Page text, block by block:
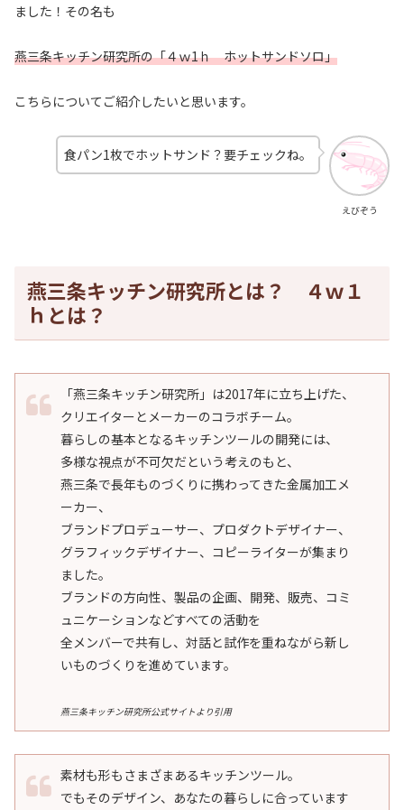
ました！その名も
燕三条キッチン研究所の「４ｗ1ｈ ホットサンドソロ」
こちらについてご紹介したいと思います。
えびぞう
食パン1枚でホットサンド？要チェックね。
燕三条キッチン研究所とは？ ４ｗ１
ｈとは？
「燕三条キッチン研究所」は2017年に立ち上げた、
クリエイターとメーカーのコラボチーム。
暮らしの基本となるキッチンツールの開発には、
多様な視点が不可欠だという考えのもと、
燕三条で長年ものづくりに携わってきた金属加工メ
ーカー、
ブランドプロデューサー、プロダクトデザイナー、
グラフィックデザイナー、コピーライターが集まり
ました。
ブランドの方向性、製品の企画、開発、販売、コミ
ュニケーションなどすべての活動を
全メンバーで共有し、対話と試作を重ねながら新し
いものづくりを進めています。
燕三条キッチン研究所公式サイトより引用
素材も形もさまざまあるキッチンツール。
でもそのデザイン、あなたの暮らしに合っています